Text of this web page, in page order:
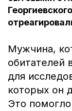
Мужчина,
обитателей
для
которых он
Это